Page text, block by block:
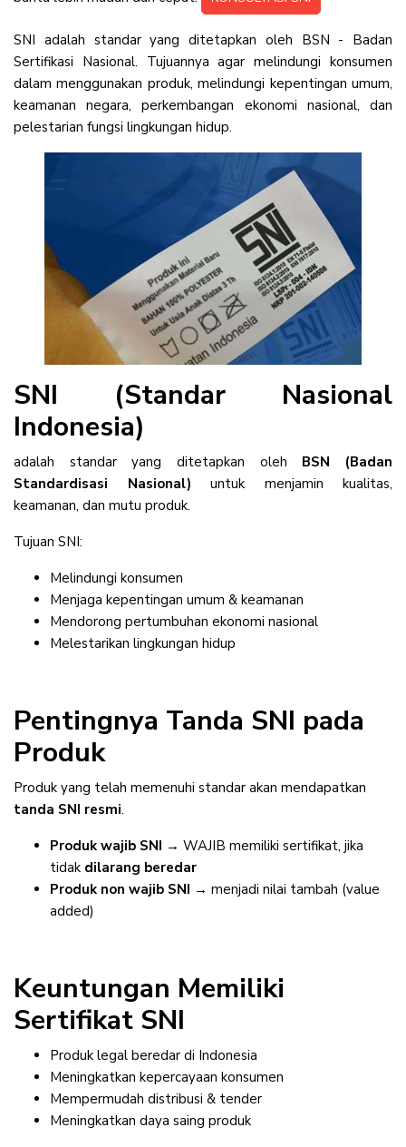
SNI adalah standar yang ditetapkan oleh BSN - Badan
Sertifikasi Nasional. Tujuannya agar melindungi konsumen
dalam menggunakan produk, melindungi kepentingan umum,
keamanan negara, perkembangan ekonomi nasional, dan
pelestarian fungsi lingkungan hidup.
SNI (Standar Nasional
Indonesia)
adalah standar yang ditetapkan oleh BSN (Badan
Standardisasi Nasional) untuk menjamin kualitas,
keamanan, dan mutu produk.
Tujuan SNI:
Melindungi konsumen
Menjaga kepentingan umum & keamanan
Mendorong pertumbuhan ekonomi nasional
Melestarikan lingkungan hidup
Pentingnya Tanda SNI pada
Produk
Produk yang telah memenuhi standar akan mendapatkan
tanda SNI resmi.
Produk wajib SNI → WAJIB memiliki sertifikat, jika
tidak dilarang beredar
Produk non wajib SNI → menjadi nilai tambah (value
added)
Keuntungan Memiliki
Sertifikat SNI
Produk legal beredar di Indonesia
Meningkatkan kepercayaan konsumen
Mempermudah distribusi & tender
Meningkatkan daya saing produk